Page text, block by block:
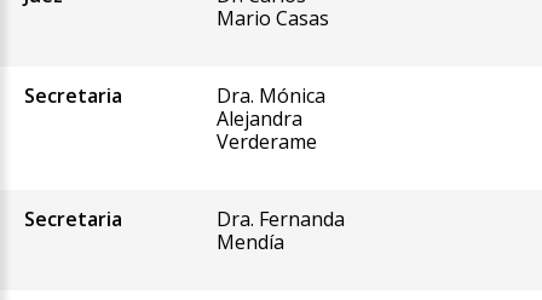
Mario Casas
Secretaria
Dra. Mónica
Alejandra
Verderame
Secretaria
Dra. Fernanda
Mendía